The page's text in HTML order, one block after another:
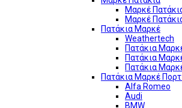
Μαρκέ
Μαρκέ
Πατάκια Μαρκέ
Weathertech
Πατάκια
Πατάκια
Πατάκια
Πατάκια Μαρκέ
Alfa Romeo
Audi
BMW